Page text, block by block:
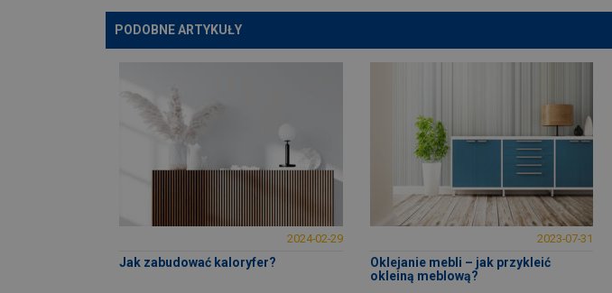
PODOBNE ARTYKUŁY
2024-02-29
Jak zabudować kaloryfer?
2023-07-31
Oklejanie mebli – jak przykleić
okleiną meblową?